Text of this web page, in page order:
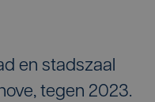
en stadszaal
tegen 2023.